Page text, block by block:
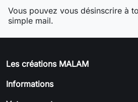
Vous pouvez vous désinscrire à
simple mail.
Les créations MALAM
Informations